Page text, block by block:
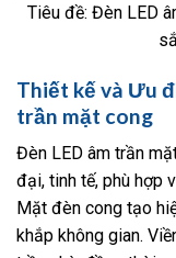
Tiêu đề: Đèn LED
Thiết kế và Ưu
trần mặt cong
Đèn LED âm trần
đại, tinh tế, phù hợp
Mặt đèn cong tạo
khắp không gian.